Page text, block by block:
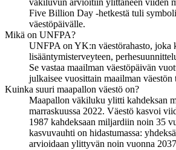
väkiluvun arvioitiin ylittäneen viiden
Five Billion Day -hetkestä tuli
väestöpäivälle.
Mikä on UNFPA?
UNFPA on YK:n väestörahasto, joka
lisääntymisterveyteen,
Se vastaa maailman väestöpäivän
julkaisee vuosittain maailman väestön
Kuinka suuri maapallon väestö on?
Maapallon väkiluku ylitti kahdeksan
marraskuussa 2022. Väestö kasvoi
1987 kahdeksaan miljardiin noin 35
kasvuvauhti on hidastumassa:
arvioidaan ylittyvän noin vuonna